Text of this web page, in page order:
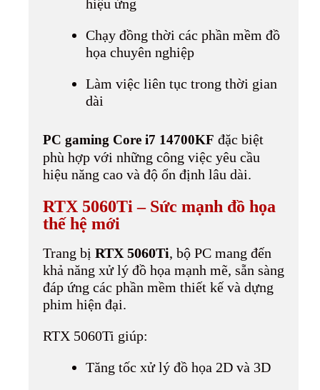
hiệu ứng
Chạy đồng thời các phần mềm đồ
họa chuyên nghiệp
Làm việc liên tục trong thời gian
dài
PC gaming Core i7 14700KF đặc biệt
phù hợp với những công việc yêu cầu
hiệu năng cao và độ ổn định lâu dài.
RTX 5060Ti – Sức mạnh đồ họa
thế hệ mới
Trang bị RTX 5060Ti, bộ PC mang đến
khả năng xử lý đồ họa mạnh mẽ, sẵn sàng
đáp ứng các phần mềm thiết kế và dựng
phim hiện đại.
RTX 5060Ti giúp:
Tăng tốc xử lý đồ họa 2D và 3D